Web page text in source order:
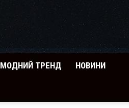
МОДНИЙ ТРЕНД НОВИНИ